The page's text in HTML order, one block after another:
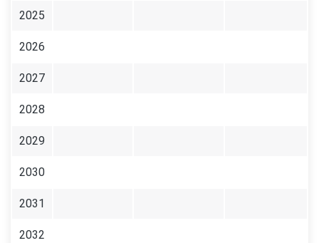
2025
2026
2027
2028
2029
2030
2031
2032